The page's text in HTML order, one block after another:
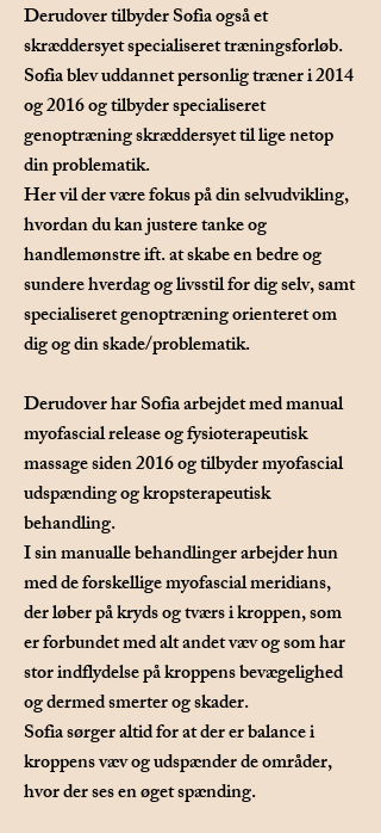
Derudover tilbyder Sofia også et
skræddersyet specialiseret træningsforløb.
Sofia blev uddannet personlig træner i 2014
og 2016 og tilbyder specialiseret
genoptræning skræddersyet til lige netop
din problematik.
Her vil der være fokus på din selvudvikling,
hvordan du kan justere tanke og
handlemønstre ift. at skabe en bedre og
sundere hverdag og livsstil for dig selv, samt
specialiseret genoptræning orienteret om
dig og din skade/problematik.
Derudover har Sofia arbejdet med manual
myofascial release og fysioterapeutisk
massage siden 2016 og tilbyder myofascial
udspænding og kropsterapeutisk
behandling.
I sin manualle behandlinger arbejder hun
med de forskellige myofascial meridians,
der løber på kryds og tværs i kroppen, som
er forbundet med alt andet væv og som har
stor indflydelse på kroppens bevægelighed
og dermed smerter og skader.
Sofia sørger altid for at der er balance i
kroppens væv og udspænder de områder,
hvor der ses en øget spænding.​